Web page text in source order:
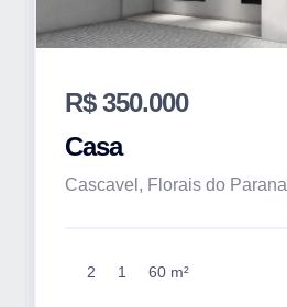
R$ 350.000
Casa
Cascavel, Florais do Parana
2 1 60 m²